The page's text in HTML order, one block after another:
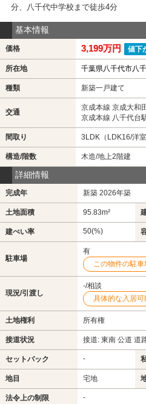
分、八千代中学校まで徒歩4分
基本情報
価格 3,199万円 値下
所在地 千葉県八千代市八
種類 新築一戸建て
交通
京成本線 京成大和
京成本線 八千代台
間取り 3LDK（LDK16/洋
構造/階数 木造/地上2階建
詳細情報
完成年 新築 2026年築
土地面積 95.83m²
建ぺい率 50(%)
駐車場
有
この物件の駐
現況/引渡し
-/相談
具体的な入居
土地権利 所有権
接道状況 接道: 東南 公道 道
セットバック -
地目 宅地
法令上の制限 -